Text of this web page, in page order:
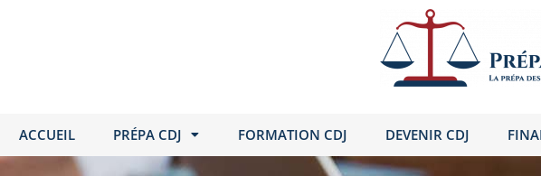
ACCUEIL PRÉPA CDJ FORMATION CDJ DEVENIR CDJ